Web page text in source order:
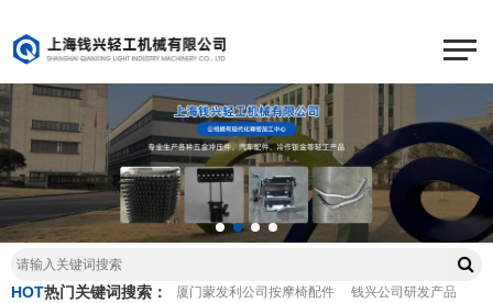
HOT热门关键词搜索： 厦门蒙发利公司按摩椅配件
钱兴公司研发产品